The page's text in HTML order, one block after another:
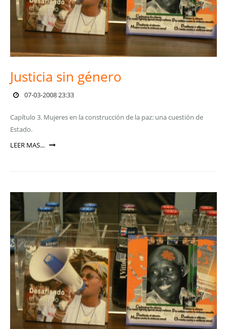
Justicia sin género
07-03-2008 23:33
Capítulo 3. Mujeres en la construcción de la paz: una cuestión de
Estado.
LEER MAS...